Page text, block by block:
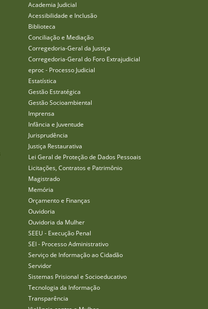
Academia Judicial
Acessibilidade e Inclusão
Biblioteca
Conciliação e Mediação
Corregedoria-Geral da Justiça
Corregedoria-Geral do Foro Extrajudicial
eproc - Processo Judicial
Estatística
Gestão Estratégica
Gestão Socioambiental
Imprensa
Infância e Juventude
Jurisprudência
Justiça Restaurativa
Lei Geral de Proteção de Dados Pessoais
Licitações, Contratos e Patrimônio
Magistrado
Memória
Orçamento e Finanças
Ouvidoria
Ouvidoria da Mulher
SEEU - Execução Penal
SEI - Processo Administrativo
Serviço de Informação ao Cidadão
Servidor
Sistemas Prisional e Socioeducativo
Tecnologia da Informação
Transparência